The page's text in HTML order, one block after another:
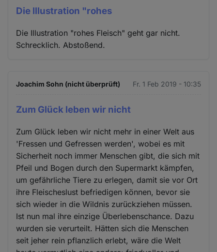
Die Illustration "rohes
Die Illustration "rohes Fleisch" geht gar nicht.
Schrecklich. Abstoßend.
Joachim Sohn (nicht überprüft) Fr. 1 Feb 2019 - 10:35
Zum Glück leben wir nicht
Zum Glück leben wir nicht mehr in einer Welt aus
'Fressen und Gefressen werden', wobei es mit
Sicherheit noch immer Menschen gibt, die sich mit
Pfeil und Bogen durch den Supermarkt kämpfen,
um gefährliche Tiere zu erlegen, damit sie vor Ort
ihre Fleischeslust befriedigen können, bevor sie
sich wieder in die Wildnis zurückziehen müssen.
Ist nun mal ihre einzige Überlebenschance. Dazu
wurden sie verurteilt. Hätten sich die Menschen
seit jeher rein pflanzlich erlebt, wäre die Welt